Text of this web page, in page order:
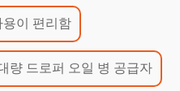
이 편리함
량 드로퍼 오일 병 공급자